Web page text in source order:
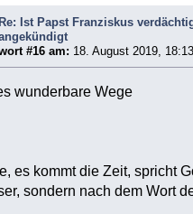
Re: Ist Papst Franziskus
#16 am: 18. August 2019,
wunderbare Wege
es kommt die Zeit, spricht
sondern nach dem Wort